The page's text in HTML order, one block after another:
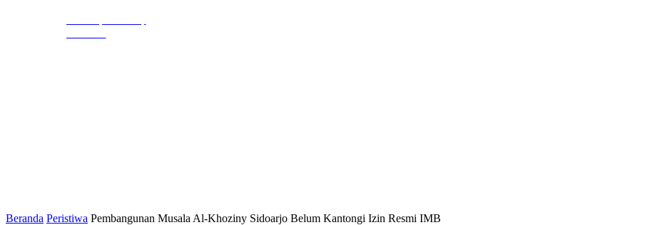
Beranda Peristiwa Pembangunan Musala Al-Khoziny Sidoarjo Belum Kantongi Izin Resmi IMB